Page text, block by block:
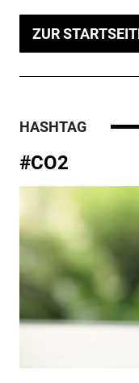
ZUR
HASHTAG
#CO2